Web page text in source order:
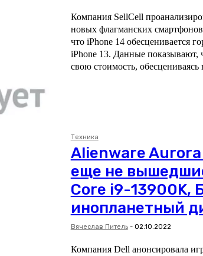
Компания SellCell
новых флагманских
что iPhone 14 обесценивается
iPhone 13. Данные показывают, что iPhone 14 не очень хорошо сохраняет
свою стоимость, обесцениваясь
Техника
Alienware Aurora
еще не
Core i9-13900K,
инопланетный
Вячеслав Питель - 02.10.2022
Компания Dell анонсировала